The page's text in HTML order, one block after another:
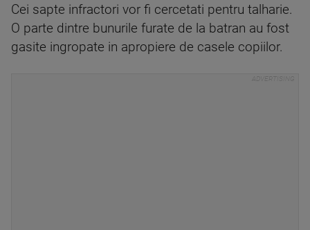
Cei sapte infractori vor fi cercetati pentru talharie.
O parte dintre bunurile furate de la batran au fost
gasite ingropate in apropiere de casele copiilor.